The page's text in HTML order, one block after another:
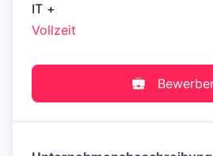
IT +
Vollzeit